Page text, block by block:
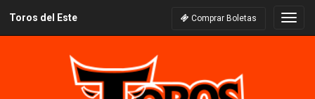
Toros del Este Comprar Boletas